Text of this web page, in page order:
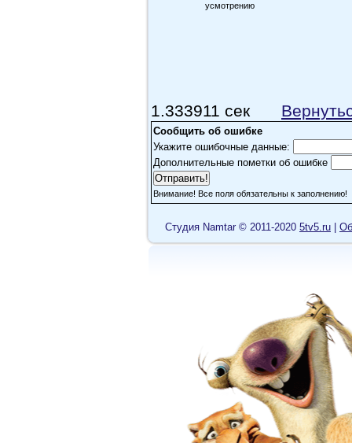
усмотрению
1.333911 сек
Сообщить об ошибке
Укажите ошибочные данные:
Дополнительные пометки об ошибке
Внимание! Все поля обязательны к заполнению!
Cтудия Namtar © 2011-2020 5tv5.ru